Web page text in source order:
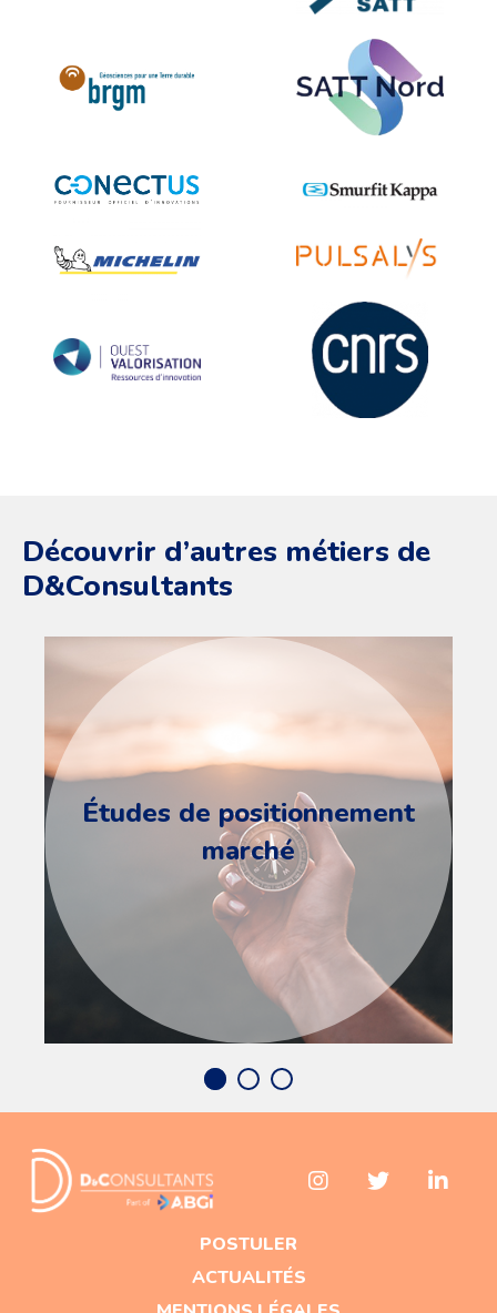
Découvrir d’autres métiers de
D&Consultants
Études de positionnement
marché
POSTULER
ACTUALITÉS